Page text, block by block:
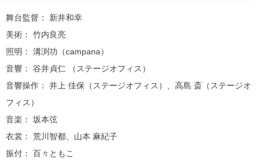
舞台監督： 新井和幸
美術： 竹内良亮
照明： 溝渕功（campana）
音響： 谷井貞仁 （ステージオフィス）
音響操作： 井上 佳保（ステージオフィス）、高島 斎（ステージオ
フィス）
音楽： 坂本弦
衣裳： 荒川智都、山本 麻紀子
振付： 百々ともこ